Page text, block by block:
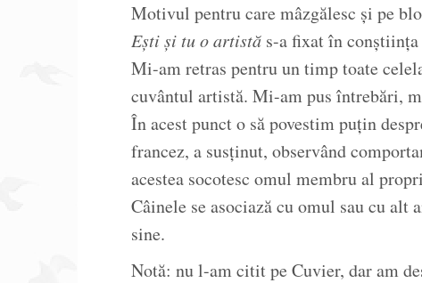
Motivul pentru care mâzgălesc și pe
Ești și tu o artistă s-a fixat în conștiința
Mi-am retras pentru un timp toate
cuvântul artistă. Mi-am pus întrebări,
În acest punct o să povestim puțin
francez, a susținut, observând
acestea socotesc omul membru al
Câinele se asociază cu omul sau cu
sine.
Notă: nu l-am citit pe Cuvier, dar am